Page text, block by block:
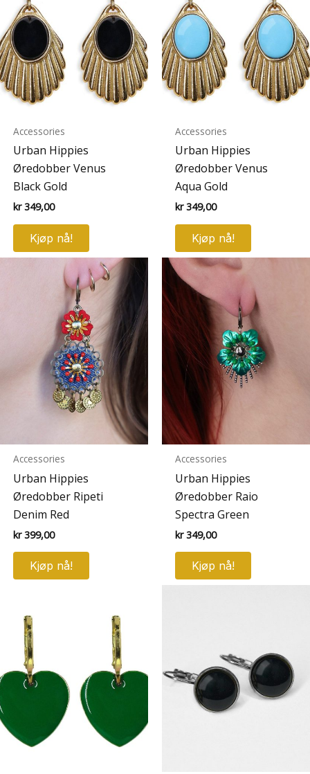
Accessories
Urban Hippies
Øredobber Venus
Black Gold
kr349,00
Kjøp nå!
Accessories
Urban Hippies
Øredobber Venus
Aqua Gold
kr349,00
Kjøp nå!
Accessories
Urban Hippies
Øredobber Ripeti
Denim Red
kr399,00
Kjøp nå!
Accessories
Urban Hippies
Øredobber Raio
Spectra Green
kr349,00
Kjøp nå!